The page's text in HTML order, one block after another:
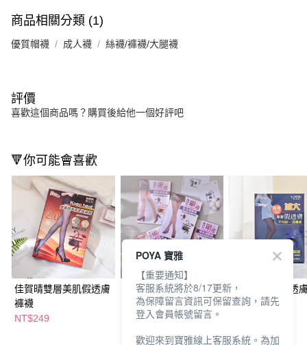
商品相關分類 (1)
優質帽襪 成人襪 絲襪/褲襪/大腿襪
評價
喜歡這個商品嗎？購買後給他一個好評吧
🔻你可能會喜歡
佳賀晴雙層美肌假透膚
褲襪
NT$249
佳賀晴假透膚褲襪-多
款任選
NT$249
佳賀晴加大假透
襪-多款任選
POYA 寶雅
【重要通知】
客服系統將於8/17更新，
為保障留言資訊可保留查詢，請先
登入會員帳號留言。
歡迎來到寶雅線上客服系統。為加